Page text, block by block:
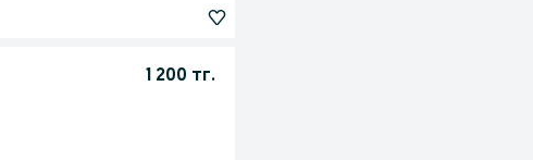
1 200 тг.